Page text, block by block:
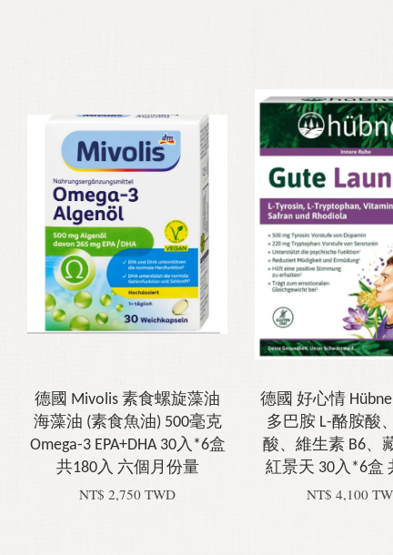
德國 Mivolis 素食螺旋藻油
海藻油 (素食魚油) 500毫克
Omega-3 EPA+DHA 30入*6盒
共180入 六個月份量
NT$ 2,750 TWD
德國 好心情
多巴胺 L-酪胺酸
酸、維生素 B6、
紅景天 30入*6盒
NT$ 4,100